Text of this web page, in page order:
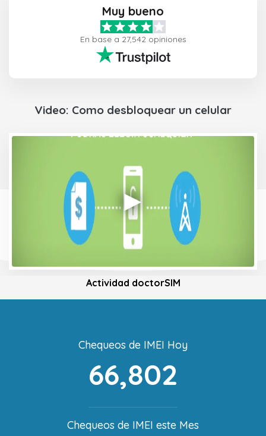
Muy bueno
En base a 27,542 opiniones
Video: Como desbloquear un celular
Actividad doctorSIM
Chequeos de IMEI Hoy
66,802
Chequeos de IMEI este Mes